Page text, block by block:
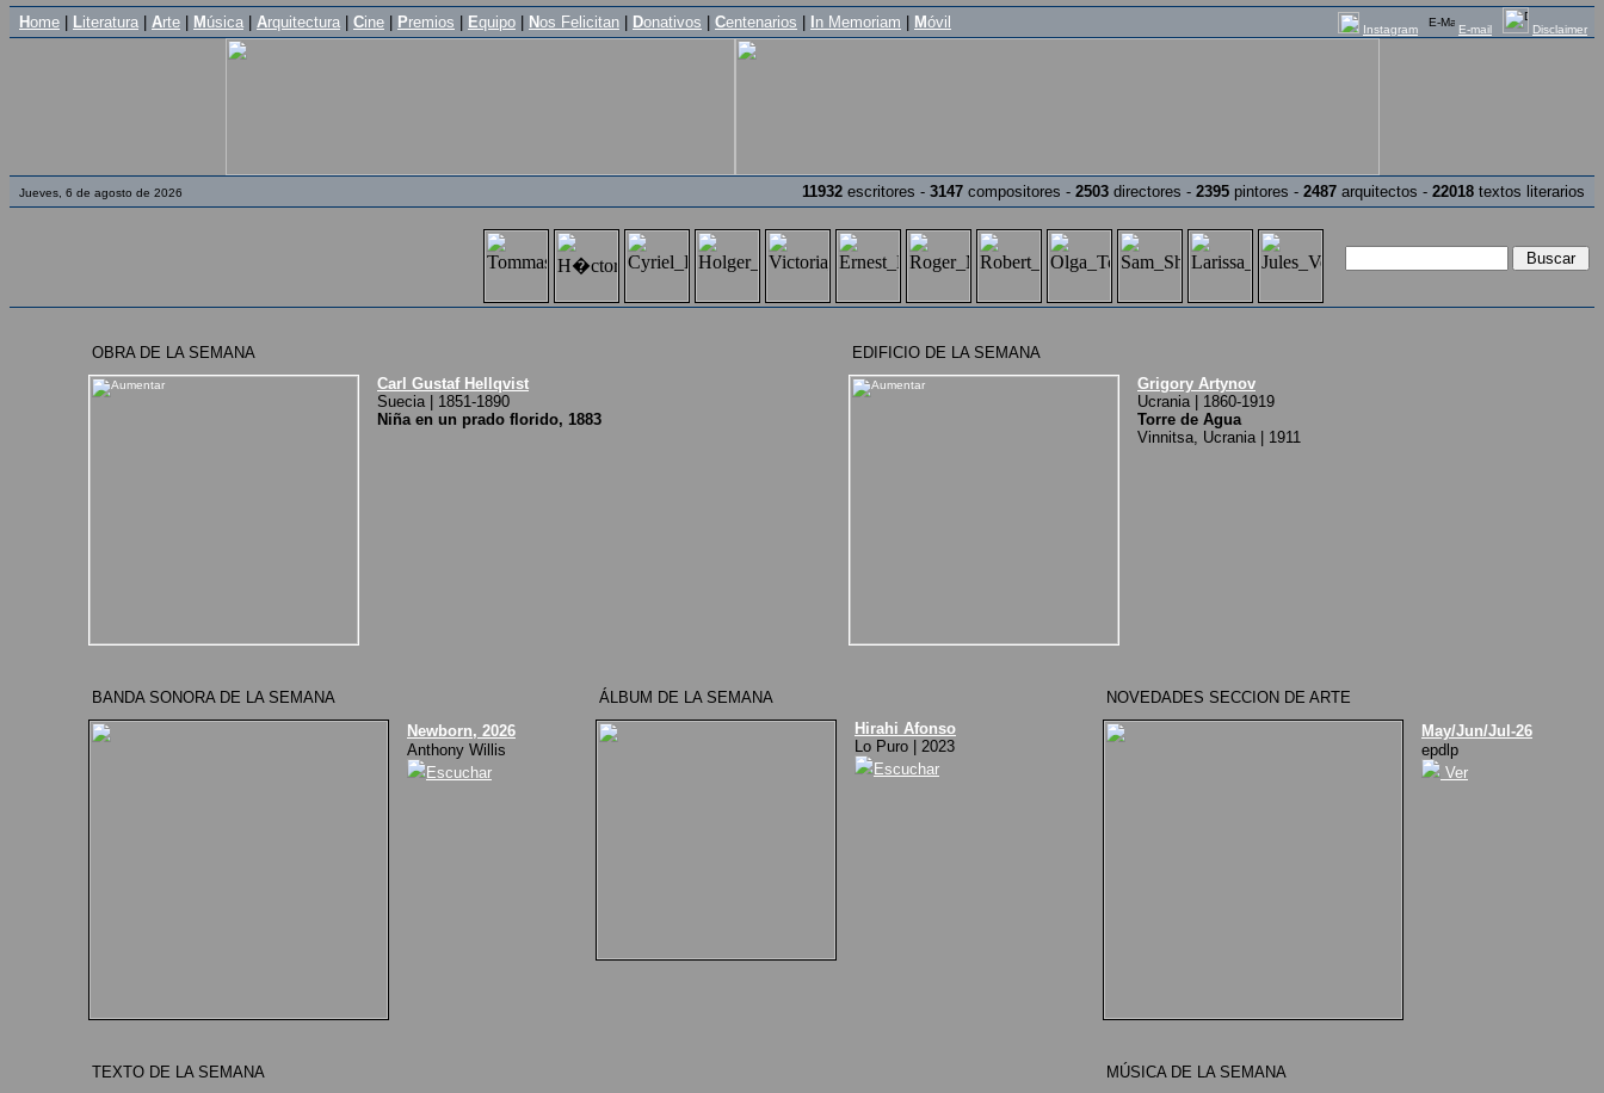
Home Literatura Arte M úsica Arquitectura Cine Premios Equipo Nos Felicitan Donativos Centenarios n Memoriam Móvil Instagram E-mail Disclaimer
Jueves, 6 de agosto de 2026 11932 escritores - 3147 compositores - 2503 directores - 2395 pintores - 2487 arquitectos - 22018 textos literarios
OBRA DE LA SEMANA
Carl Gustaf Hellqvist
Suecia | 1851-1890
Niña en un prado florido, 1883
EDIFICIO DE LA SEMANA
Grigory Artynov
Ucrania | 1860-1919
Torre de Agua
Vinnitsa, Ucrania | 1911
BANDA SONORA DE LA SEMANA
Newborn, 2026
Anthony Willis
Escuchar
ÁLBUM DE LA SEMANA
Hirahi Afonso
Lo Puro | 2023
Escuchar
NOVEDADES SECCION DE ARTE
May/Jun/Jul-26
epdlp
Ver
TEXTO DE LA SEMANA
MÚSICA DE LA SEMANA